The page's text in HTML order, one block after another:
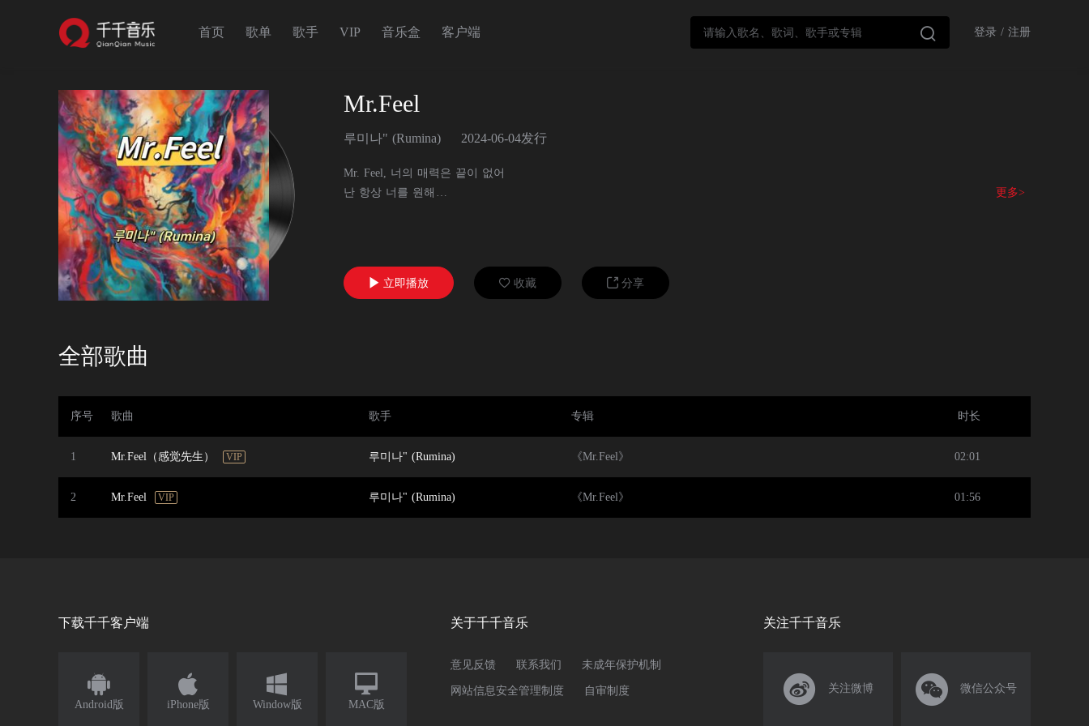
首页 歌单 歌手 VIP 音乐盒 客户端  登录 / 注册
Mr.Feel
루미나" (Rumina) 2024-06-04发行
Mr. Feel, 너의 매력은 끝이 없어
난 항상 너를 원해
更多>
 立即播放  收藏  分享
全部歌曲
序号 歌曲 歌手 专辑 时长
1 Mr.Feel（感觉先生） VIP 루미나" (Rumina) 《Mr.Feel》 02:01
2 Mr.Feel VIP 루미나" (Rumina) 《Mr.Feel》 01:56
下载千千客户端

Android版

iPhone版

Window版

MAC版
关于千千音乐
意见反馈 联系我们 未成年保护机制
网站信息安全管理制度 自审制度
关注千千音乐
 关注微博  微信公众号